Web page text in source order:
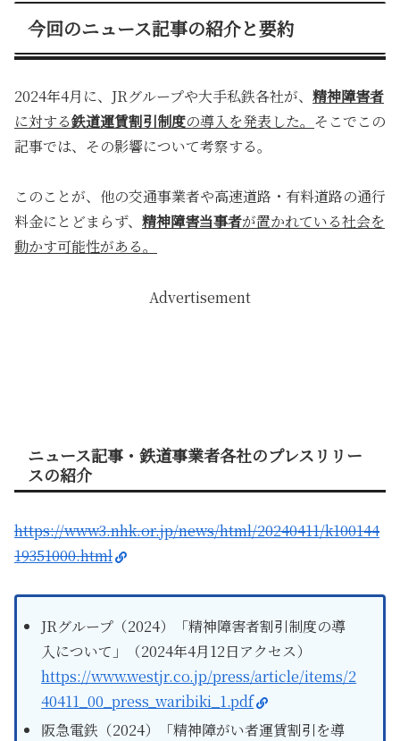
今回のニュース記事の紹介と要約
2024年4月に、JRグループや大手私鉄各社が、 精神障害者
に対する鉄道運賃割引制度の導入を発表した。 そこでこの
記事では、その影響について考察する。
このことが、他の交通事業者や高速道路・有料道路の通行
料金にとどまらず、 精神障害当事者が置かれている社会を
動かす可能性がある。
Advertisement
ニュース記事・鉄道事業者各社のプレスリリー
スの紹介
https://www3.nhk.or.jp/news/html/20240411/k100144
19351000.html
JRグループ（2024）「精神障害者割引制度の導
入について」（2024年4月12日アクセス）
https://www.westjr.co.jp/press/article/items/2
40411_00_press_waribiki_1.pdf
阪急電鉄（2024）「精神障がい者運賃割引を導